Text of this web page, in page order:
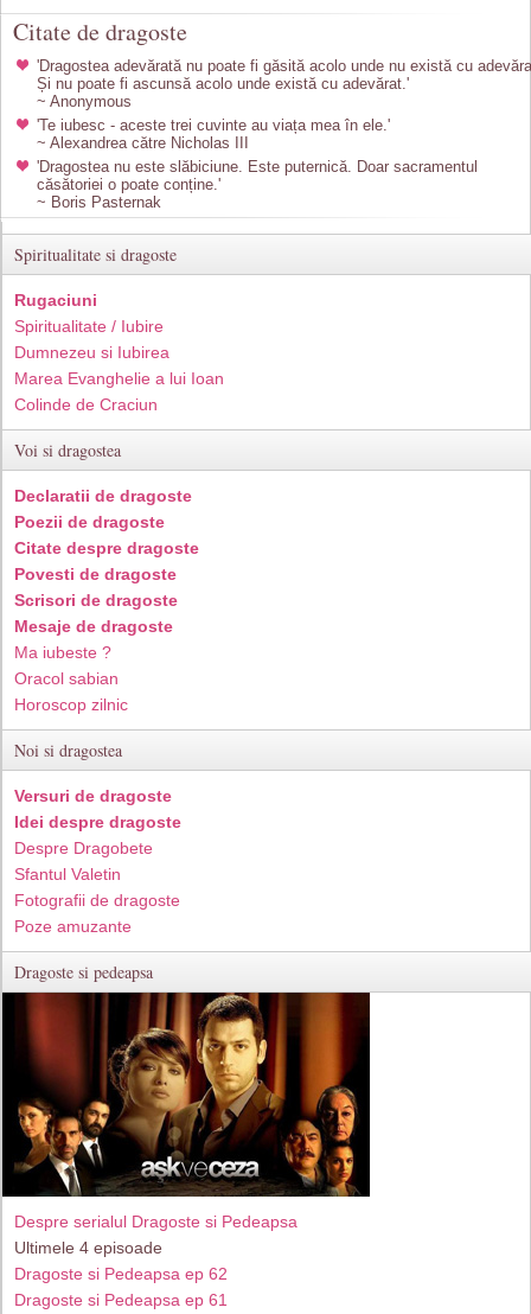
Citate de dragoste
'Dragostea adevărată nu poate fi găsită acolo unde nu există cu
Și nu poate fi ascunsă acolo unde există cu adevărat.'
~ Anonymous
'Te iubesc - aceste trei cuvinte au viața mea în ele.'
~ Alexandrea către Nicholas III
'Dragostea nu este slăbiciune. Este puternică. Doar sacramentul
căsătoriei o poate conține.'
~ Boris Pasternak
Spiritualitate si dragoste
Rugaciuni
Spiritualitate / Iubire
Dumnezeu si Iubirea
Marea Evanghelie a lui Ioan
Colinde de Craciun
Voi si dragostea
Declaratii de dragoste
Poezii de dragoste
Citate despre dragoste
Povesti de dragoste
Scrisori de dragoste
Mesaje de dragoste
Ma iubeste ?
Oracol sabian
Horoscop zilnic
Noi si dragostea
Versuri de dragoste
Idei despre dragoste
Despre Dragobete
Sfantul Valetin
Fotografii de dragoste
Poze amuzante
Dragoste si pedeapsa
Despre serialul Dragoste si Pedeapsa
Ultimele 4 episoade
Dragoste si Pedeapsa ep 62
Dragoste si Pedeapsa ep 61